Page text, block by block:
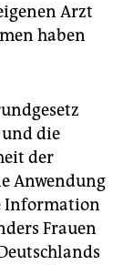
Arzt
haben
die
der
Anwendung
Information
Frauen